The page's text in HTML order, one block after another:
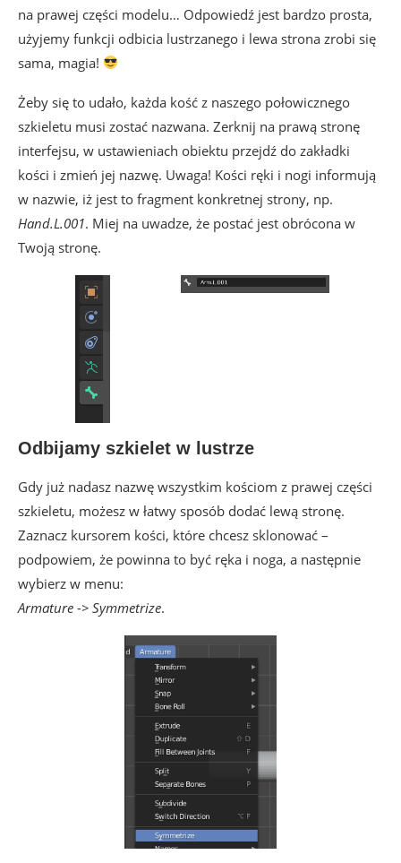
na prawej części modelu… Odpowiedź jest bardzo prosta,
użyjemy funkcji odbicia lustrzanego i lewa strona zrobi się
sama, magia!
Żeby się to udało, każda kość z naszego połowicznego
szkieletu musi zostać nazwana. Zerknij na prawą stronę
interfejsu, w ustawieniach obiektu przejdź do zakładki
kości i zmień jej nazwę. Uwaga! Kości ręki i nogi informują
w nazwie, iż jest to fragment konkretnej strony, np.
Hand.L.001. Miej na uwadze, że postać jest obrócona w
Twoją stronę.
Odbijamy szkielet w lustrze
Gdy już nadasz nazwę wszystkim kościom z prawej części
szkieletu, możesz w łatwy sposób dodać lewą stronę.
Zaznacz kursorem kości, które chcesz sklonować –
podpowiem, że powinna to być ręka i noga, a następnie
wybierz w menu:
Armature -> Symmetrize.